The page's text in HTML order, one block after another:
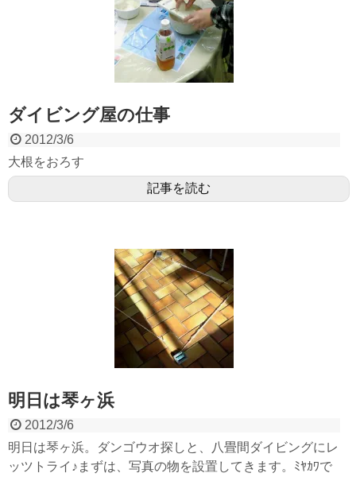
ダイビング屋の仕事
2012/3/6
大根をおろす
記事を読む
明日は琴ヶ浜
2012/3/6
明日は琴ヶ浜。ダンゴウオ探しと、八畳間ダイビングにレ
ッツトライ♪まずは、写真の物を設置してきます。ﾐﾔｶﾜで